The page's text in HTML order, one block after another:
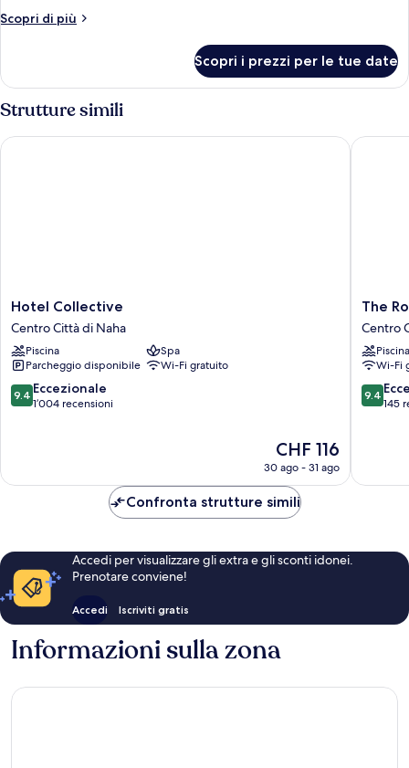
singoli,
(Grand,
45sqm)
Scopri di più
Altri
Basic
2
singoli,
Scopri i prezzi per le tue date
Strutture simili
Hotel
Collective
Centro
Città
di
Naha
Hotel Collective
Centro Città di Naha
Piscina
Spa
Parcheggio disponibile
Wi-Fi gratuito
9.4
su
9.4 Eccezionale
1’004 recensioni
Il
prezzo
attuale
è
CHF 116
CHF 116
30 ago - 31 ago
Hotel Collective
The
Royal
Park
Hotel
Iconic
Naha
Centro
The
Centro
Piscina
Wi-Fi
9.4
su
9.4
145
The
Confronta strutture simili
Accedi per visualizzare gli extra e gli sconti idonei.
Prenotare conviene!
Accedi Iscriviti gratis
Informazioni sulla zona